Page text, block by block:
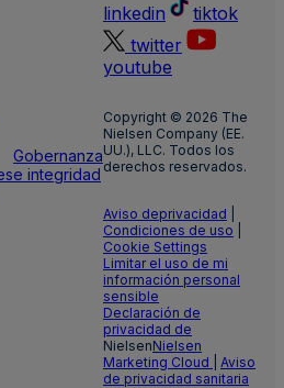
Gobernanza
e integridad
linkedin
tiktok
twitter
youtube
Copyright © 2026 The
Nielsen Company (EE.
UU.), LLC. Todos los
derechos reservados.
Aviso deprivacidad
Condiciones de uso
Cookie Settings
Limitar el uso de mi
información personal
sensible
Declaración de
privacidad de
NielsenNielsen
Marketing Cloud
Aviso
de privacidad sanitaria